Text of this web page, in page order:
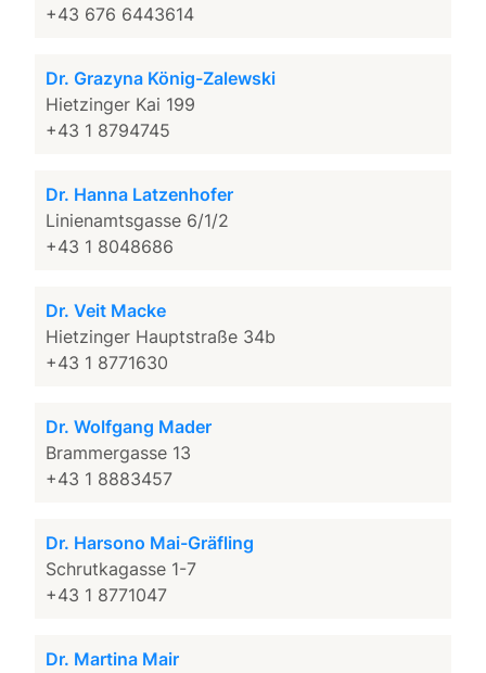
+43 676 6443614
Dr. Grazyna König-Zalewski
Hietzinger Kai 199
+43 1 8794745
Dr. Hanna Latzenhofer
Linienamtsgasse 6/1/2
+43 1 8048686
Dr. Veit Macke
Hietzinger Hauptstraße 34b
+43 1 8771630
Dr. Wolfgang Mader
Brammergasse 13
+43 1 8883457
Dr. Harsono Mai-Gräfling
Schrutkagasse 1-7
+43 1 8771047
Dr. Martina Mair